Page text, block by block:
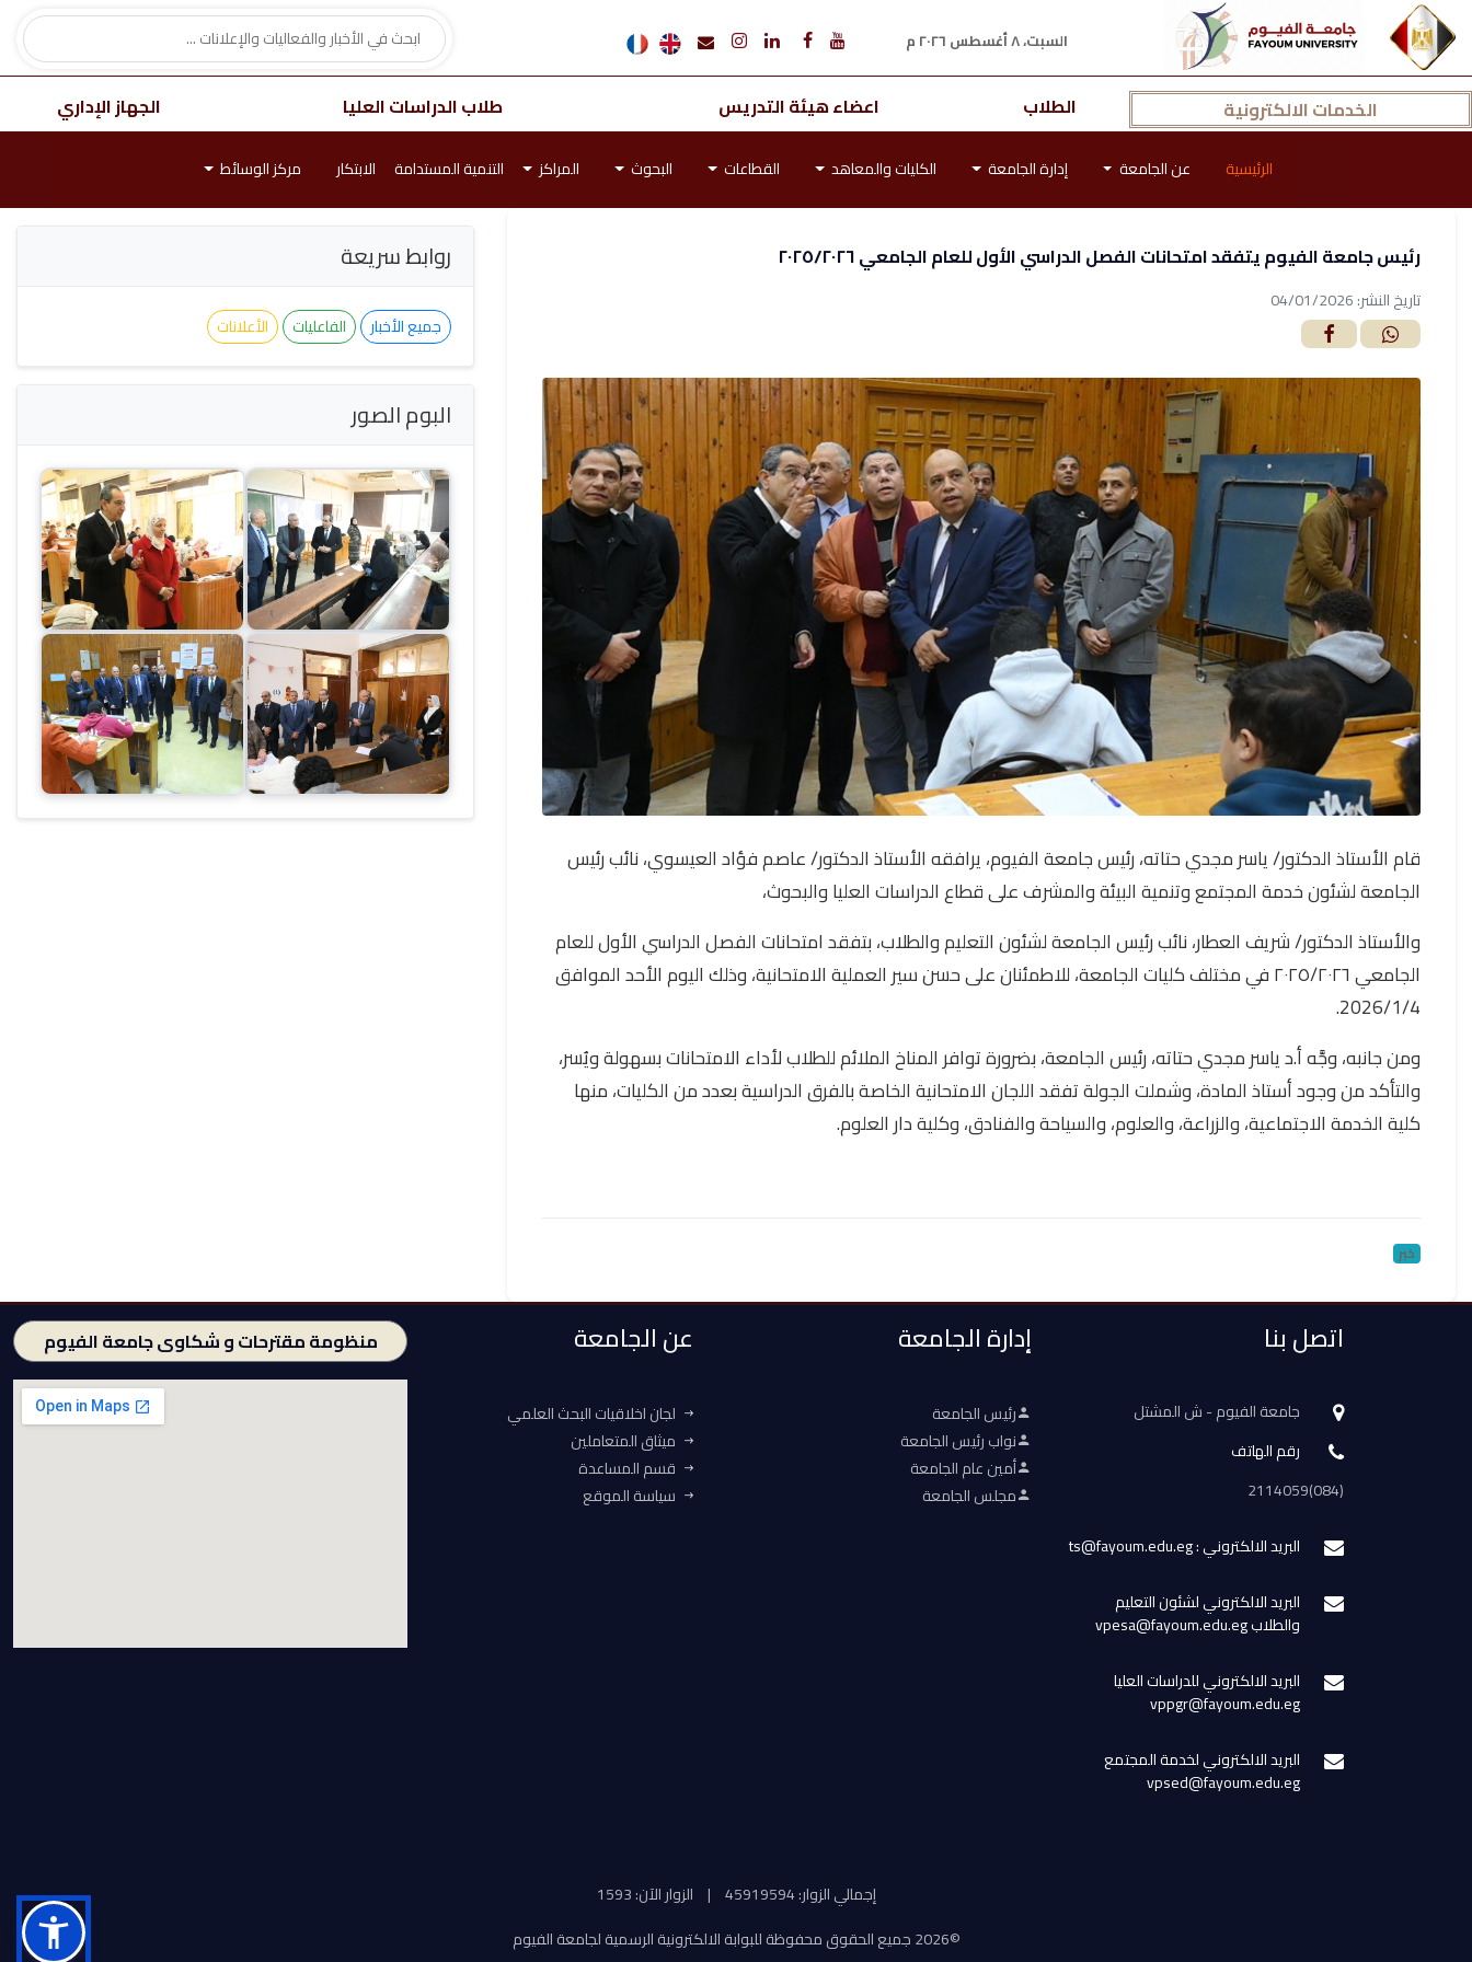
السبت، ٨ أغسطس ٢٠٢٦ م
الخدمات الالكترونية الطلاب اعضاء هيئة التدريس طلاب الدراسات العليا الجهاز الإداري
الرئيسية عن الجامعة إدارة الجامعة الكليات والمعاهد القطاعات البحوث المراكز التنمية المستدامة الابتكار مركز الوسائط
رئيس جامعة الفيوم يتفقد امتحانات الفصل الدراسي الأول للعام الجامعي ٢٠٢٥/٢٠٢٦
تاريخ النشر: 04/01/2026
قام الأستاذ الدكتور/ ياسر مجدي حتاته، رئيس جامعة الفيوم، يرافقه الأستاذ الدكتور/ عاصم فؤاد العيسوي، نائب رئيس
الجامعة لشئون خدمة المجتمع وتنمية البيئة والمشرف على قطاع الدراسات العليا والبحوث،
والأستاذ الدكتور/ شريف العطار، نائب رئيس الجامعة لشئون التعليم والطلاب، بتفقد امتحانات الفصل الدراسي الأول للعام
الجامعي ٢٠٢٥/٢٠٢٦ في مختلف كليات الجامعة، للاطمئنان على حسن سير العملية الامتحانية، وذلك اليوم الأحد الموافق
2026/1/4.
ومن جانبه، وجَّه أ.د ياسر مجدي حتاته، رئيس الجامعة، بضرورة توافر المناخ الملائم للطلاب لأداء الامتحانات بسهولة ويُسر،
والتأكد من وجود أستاذ المادة، وشملت الجولة تفقد اللجان الامتحانية الخاصة بالفرق الدراسية بعدد من الكليات، منها
كلية الخدمة الاجتماعية، والزراعة، والعلوم، والسياحة والفنادق، وكلية دار العلوم.
خبر
روابط سريعة
جميع الأخبار الفاعليات الأعلانات
البوم الصور
اتصل بنا
جامعة الفيوم - ش المشتل
رقم الهاتف
(084)2114059
البريد الالكتروني : ts@fayoum.edu.eg
البريد الالكتروني لشئون التعليم
والطلاب vpesa@fayoum.edu.eg
البريد الالكتروني للدراسات العليا
vppgr@fayoum.edu.eg
البريد الالكتروني لخدمة المجتمع
vpsed@fayoum.edu.eg
إدارة الجامعة
رئيس الجامعة
نواب رئيس الجامعة
أمين عام الجامعة
مجلس الجامعة
عن الجامعة
لجان اخلاقيات البحث العلمي
ميثاق المتعاملين
قسم المساعدة
سياسة الموقع
منظومة مقترحات و شكاوى جامعة الفيوم
إجمالي الزوار: 45919594 | الزوار الآن: 1593
©2026 جميع الحقوق محفوظة للبوابة الالكترونية الرسمية لجامعة الفيوم